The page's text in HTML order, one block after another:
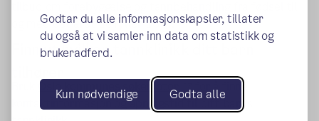
Godtar du alle informasjonskapsler, tillater
du også at vi samler inn data om statistikk og
brukeradferd.
Kun nødvendige Godta alle
og med det året de fyller 18 år.
Finn ut hvilken tannklinikk ditt barn
Oslo kommunes søkemotor (ekstern lenke)
for å finne
kontaktinformasjon og åpningstid til ditt barns